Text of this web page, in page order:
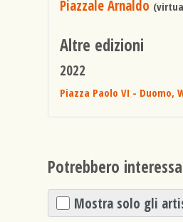
Piazzale Arnaldo
Altre edizioni
2022
Piazza Paolo VI - Duomo,
Potrebbero
Mostra solo gli